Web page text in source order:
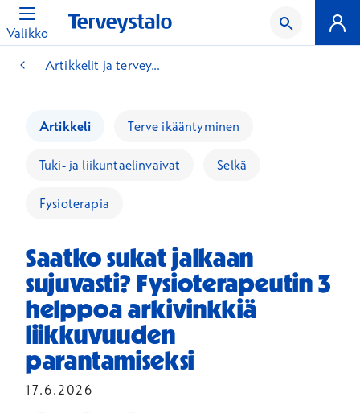
Valikko
Artikkelit ja tervey...
Artikkeli Terve ikääntyminen
Tuki- ja liikuntaelinvaivat Selkä
Fysioterapia
Saatko sukat jalkaan
sujuvasti? Fysioterapeutin 3
helppoa arkivinkkiä
liikkuvuuden
parantamiseksi
17.6.2026